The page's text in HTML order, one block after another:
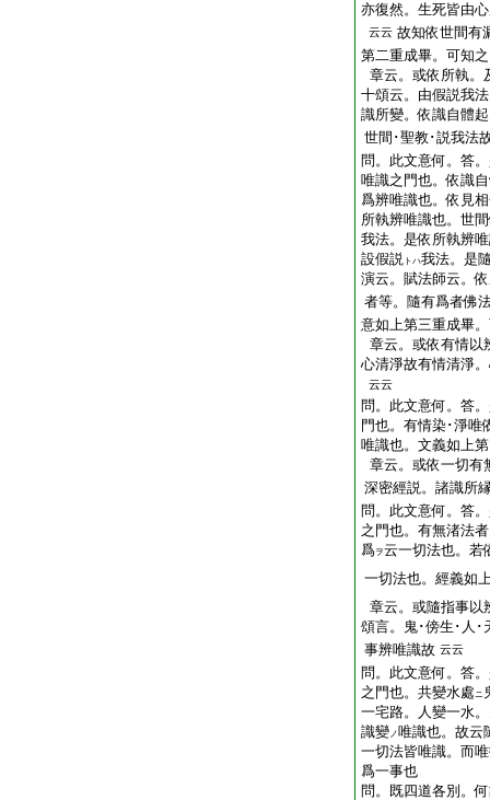
亦復然。生死皆由
云云 故知依世間有
第二重成畢。可知之
章云。或依所執。
十頌云。由假説我
識所變。依識自體
世間･聖教･説我法
問。此文意何。答
唯識之門也。依識
爲辨唯識也。依見
所執辨唯識也。世
我法。是依所執辨
設假説 トハ我法。是
演云。賦法師云。
者等。隨有爲者佛
意如上第三重成畢
章云。或依有情以
心清淨故有情清淨
云云
問。此文意何。答
門也。有情染･淨唯
唯識也。文義如上
章云。或依一切有
深密經説。諸識所
問。此文意何。答
之門也。有無渚法
爲ヲ云一切法也。若
一切法也。經義如
章云。或隨指事以
頌言。鬼･傍生･人･
事辨唯識故 云云
問。此文意何。答
之門也。共變水處ニ
一宅路。人變一水
識變ノ唯識也。故云
一切法皆唯識。而
爲一事也
問。既四道各別。